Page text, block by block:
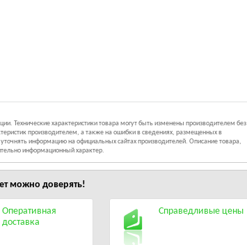
Технические характеристики товара могут быть изменены производителем без
производителем, а также на ошибки в сведениях, размещенных в
информацию на официальных сайтах производителей. Описание товара,
информационный характер.
можно доверять!
Оперативная
доставка
Справедливые цены